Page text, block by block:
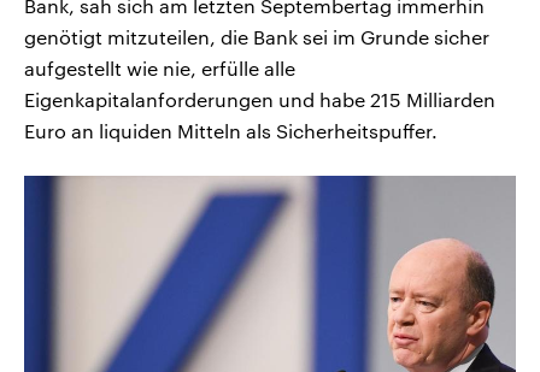
Bank, sah sich am letzten Septembertag immerhin
genötigt mitzuteilen, die Bank sei im Grunde sicher
aufgestellt wie nie, erfülle alle
Eigenkapitalanforderungen und habe 215 Milliarden
Euro an liquiden Mitteln als Sicherheitspuffer.